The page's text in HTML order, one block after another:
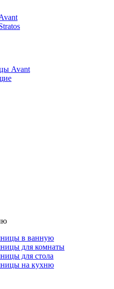
Avant
в ванную
для комнаты
для стола
на кухню